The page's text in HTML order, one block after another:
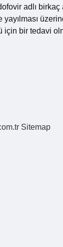
adlı
bir tedavi
Sitemap